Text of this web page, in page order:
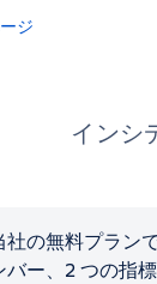
ジ
インシ
社の無料プラン
バー、2 つの指